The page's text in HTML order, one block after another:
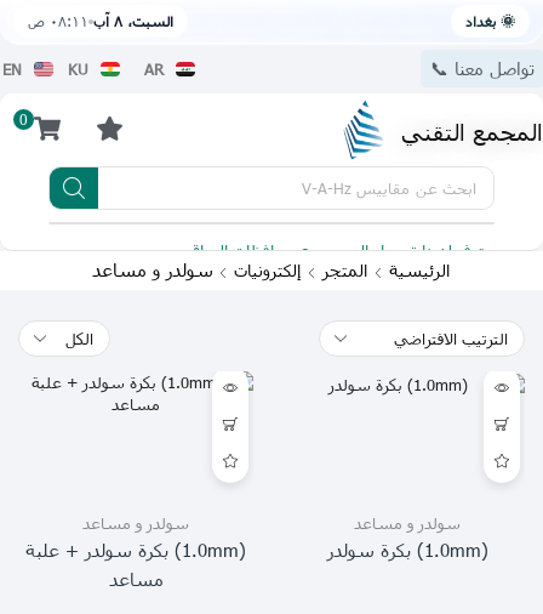
🌞 بغداد السبت، ٨ آب ٠٨:١١ ص
تواصل معنا 📞 AR
KU
EN
المجمع التقني 0
ابحث عن مقاييس V-A-Hz
يتوفر لدينا توصيل الى جميع محافظات العراق
الرئيسية
المتجر إلكترونيات سولدر و مساعد
سولدر و مساعد
(1.0mm) بكرة سولدر
سولدر و مساعد
(1.0mm) بكرة سولدر + علبة
مساعد